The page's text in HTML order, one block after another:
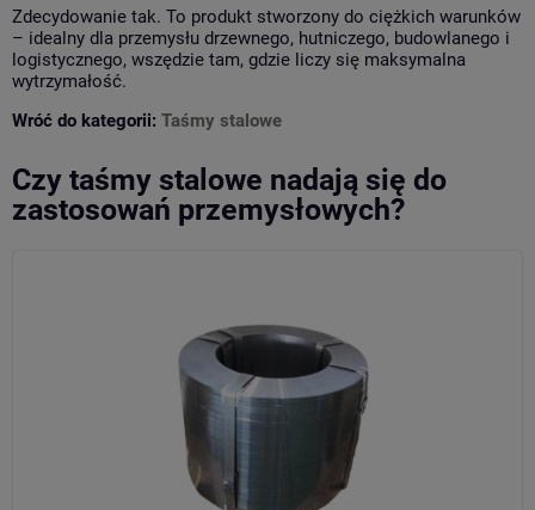
Zdecydowanie tak. To produkt stworzony do ciężkich warunków
– idealny dla przemysłu drzewnego, hutniczego, budowlanego i
logistycznego, wszędzie tam, gdzie liczy się maksymalna
wytrzymałość.
Wróć do kategorii: Taśmy stalowe
Czy taśmy stalowe nadają się do
zastosowań przemysłowych?